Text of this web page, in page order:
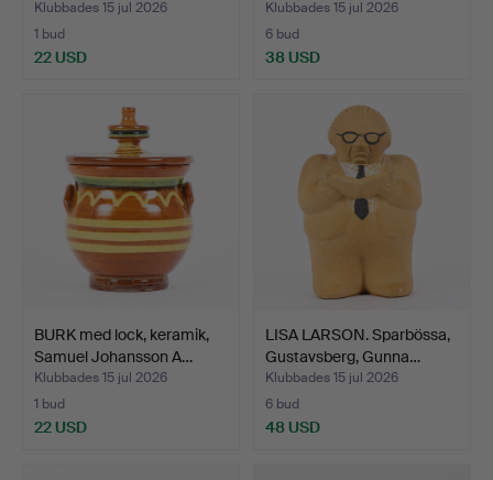
Klubbades 15 jul 2026
1 bud
22 USD
Klubbades 15 jul 2026
6 bud
38 USD
BURK med lock, keramik,
Samuel Johansson A…
Klubbades 15 jul 2026
1 bud
22 USD
LISA LARSON. Sparbössa,
Gustavsberg, Gunna…
Klubbades 15 jul 2026
6 bud
48 USD